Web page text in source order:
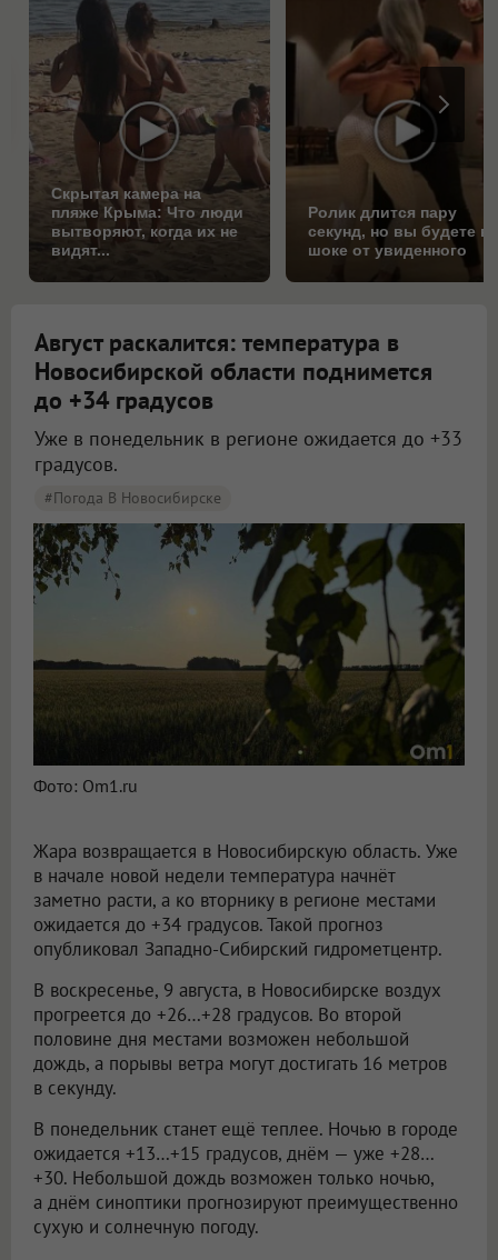
Скрытая камера на
пляже Крыма: Что люди
вытворяют, когда их не
видят...
Ролик длится пару
секунд, но вы будете в
шоке от увиденного
Август раскалится: температура в
Новосибирской области поднимется
до +34 градусов
Уже в понедельник в регионе ожидается до +33
градусов.
#Погода В Новосибирске
Фото: Om1.ru
Жара возвращается в Новосибирскую область. Уже
в начале новой недели температура начнёт
заметно расти, а ко вторнику в регионе местами
ожидается до +34 градусов. Такой прогноз
опубликовал Западно-Сибирский гидрометцентр.
В воскресенье, 9 августа, в Новосибирске воздух
прогреется до +26…+28 градусов. Во второй
половине дня местами возможен небольшой
дождь, а порывы ветра могут достигать 16 метров
в секунду.
В понедельник станет ещё теплее. Ночью в городе
ожидается +13…+15 градусов, днём — уже +28…
+30. Небольшой дождь возможен только ночью,
а днём синоптики прогнозируют преимущественно
сухую и солнечную погоду.